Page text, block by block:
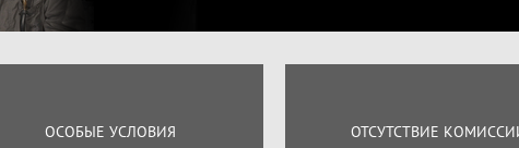
ОСОБЫЕ УСЛОВИЯ
ОТСУТСТВИЕ